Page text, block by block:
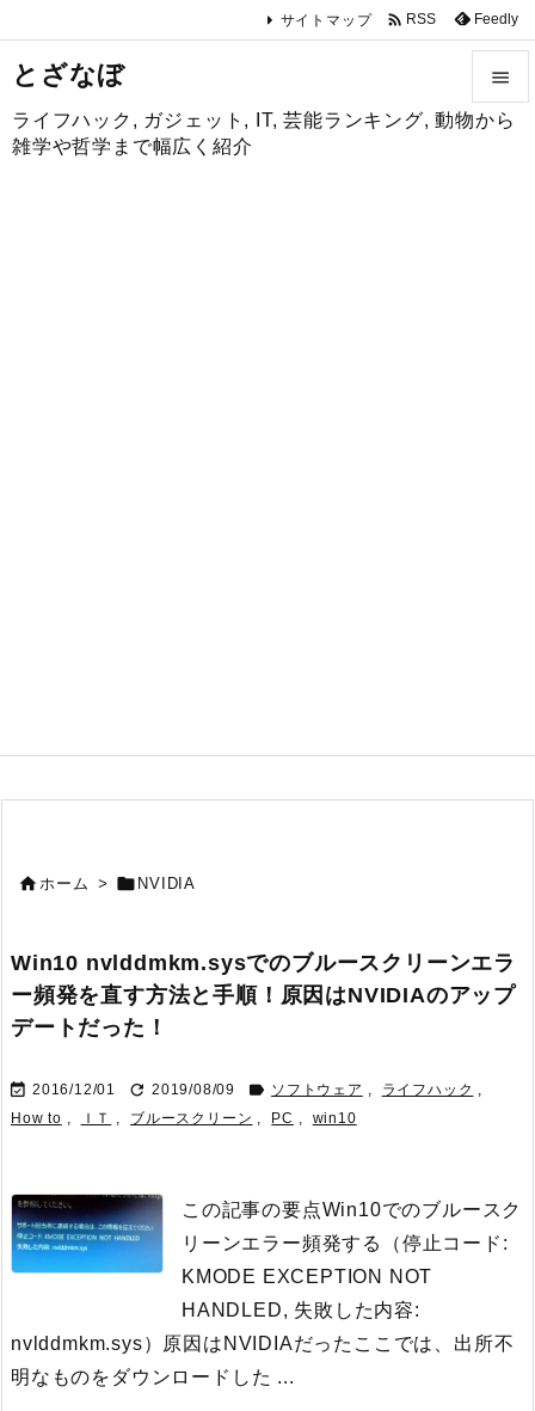
とざなぼ
ライフハック, ガジェット, IT, 芸能ランキング, 動物から
雑学や哲学まで幅広く紹介


サイトマップ  RSS Feedly
ホーム >  NVIDIA
Win10 nvlddmkm.sysでのブルースクリーンエラ
ー頻発を直す方法と手順！原因はNVIDIAのアップ
デートだった！
 2016/12/01  2019/08/09  ソフトウェア , ライフハック ,
How to , ＩＴ , ブルースクリーン , PC , win10
この記事の要点Win10でのブルースク
リーンエラー頻発する（停止コード:
KMODE EXCEPTION NOT
HANDLED, 失敗した内容:
nvlddmkm.sys）原因はNVIDIAだったここでは、出所不
明なものをダウンロードした ...